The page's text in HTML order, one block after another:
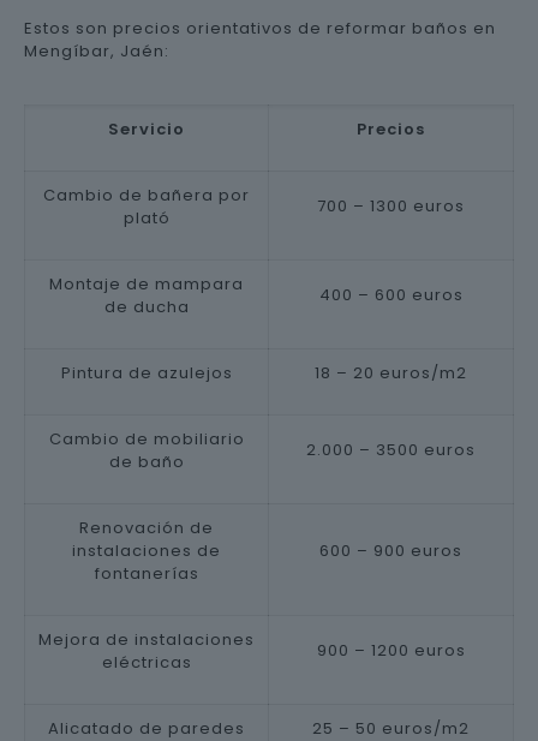
Estos son precios orientativos de reformar baños en
Mengíbar, Jaén:
Servicio Precios
Cambio de bañera por
plató
700 – 1300 euros
Montaje de mampara
de ducha
400 – 600 euros
Pintura de azulejos 18 – 20 euros/m2
Cambio de mobiliario
de baño
2.000 – 3500 euros
Renovación de
instalaciones de
fontanerías
600 – 900 euros
Mejora de instalaciones
eléctricas
900 – 1200 euros
Alicatado de paredes 25 – 50 euros/m2